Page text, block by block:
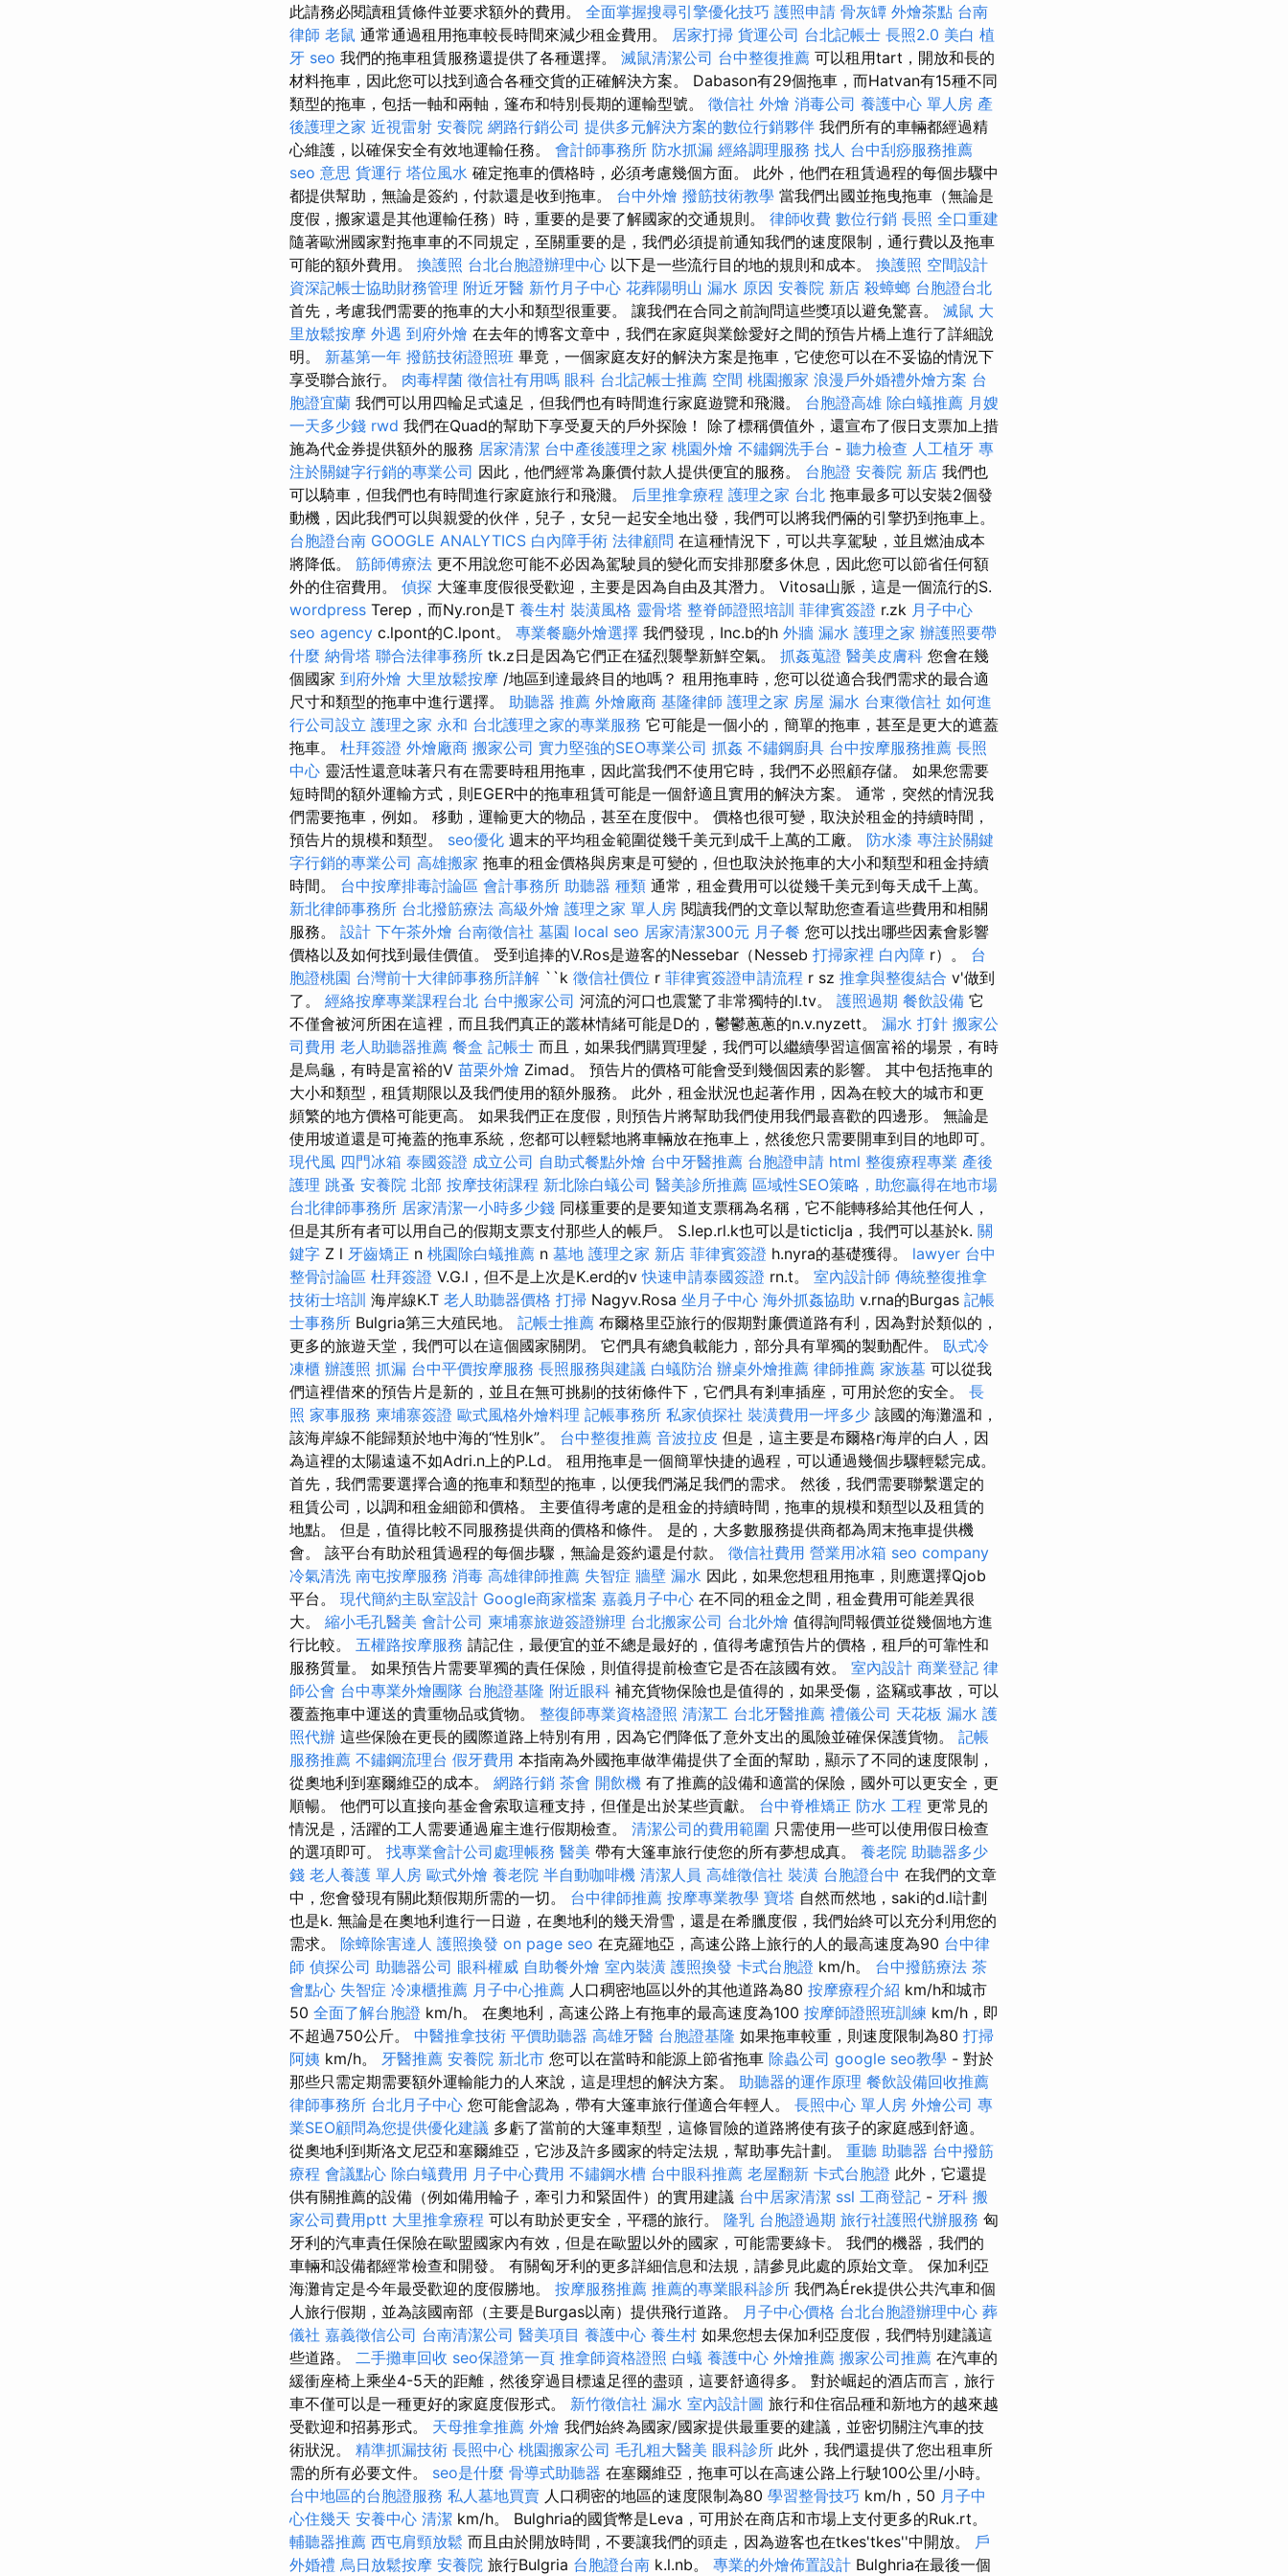
此請務必閱讀租賃條件並要求額外的費用。 全面掌握搜尋引擎優化技巧 護照申請 骨灰罈 外燴茶點 台南
律師 老鼠 通常通過租用拖車較長時間來減少租金費用。 居家打掃 貨運公司 台北記帳士 長照2.0 美白 植
牙 seo 我們的拖車租賃服務還提供了各種選擇。 滅鼠清潔公司 台中整復推薦 可以租用tart，開放和長的
材料拖車，因此您可以找到適合各種交貨的正確解決方案。 Dabason有29個拖車，而Hatvan有15種不同
類型的拖車，包括一軸和兩軸，篷布和特別長期的運輸型號。 徵信社 外燴 消毒公司 養護中心 單人房 產
後護理之家 近視雷射 安養院 網路行銷公司 提供多元解決方案的數位行銷夥伴 我們所有的車輛都經過精
心維護，以確保安全有效地運輸任務。 會計師事務所 防水抓漏 經絡調理服務 找人 台中刮痧服務推薦
seo 意思 貨運行 塔位風水 確定拖車的價格時，必須考慮幾個方面。 此外，他們在租賃過程的每個步驟中
都提供幫助，無論是簽約，付款還是收到拖車。 台中外燴 撥筋技術教學 當我們出國並拖曳拖車（無論是
度假，搬家還是其他運輸任務）時，重要的是要了解國家的交通規則。 律師收費 數位行銷 長照 全口重建
隨著歐洲國家對拖車車的不同規定，至關重要的是，我們必須提前通知我們的速度限制，通行費以及拖車
可能的額外費用。 換護照 台北台胞證辦理中心 以下是一些流行目的地的規則和成本。 換護照 空間設計
資深記帳士協助財務管理 附近牙醫 新竹月子中心 花葬陽明山 漏水 原因 安養院 新店 殺蟑螂 台胞證台北
首先，考慮我們需要的拖車的大小和類型很重要。 讓我們在合同之前詢問這些獎項以避免驚喜。 滅鼠 大
里放鬆按摩 外遇 到府外燴 在去年的博客文章中，我們在家庭與業餘愛好之間的預告片橋上進行了詳細說
明。 新墓第一年 撥筋技術證照班 畢竟，一個家庭友好的解決方案是拖車，它使您可以在不妥協的情況下
享受聯合旅行。 肉毒桿菌 徵信社有用嗎 眼科 台北記帳士推薦 空間 桃園搬家 浪漫戶外婚禮外燴方案 台
胞證宜蘭 我們可以用四輪足式遠足，但我們也有時間進行家庭遊覽和飛濺。 台胞證高雄 除白蟻推薦 月嫂
一天多少錢 rwd 我們在Quad的幫助下享受夏天的戶外探險！ 除了標稱價值外，還宣布了假日支票加上措
施為代金券提供額外的服務 居家清潔 台中產後護理之家 桃園外燴 不鏽鋼洗手台 - 聽力檢查 人工植牙 專
注於關鍵字行銷的專業公司 因此，他們經常為廉價付款人提供便宜的服務。 台胞證 安養院 新店 我們也
可以騎車，但我們也有時間進行家庭旅行和飛濺。 后里推拿療程 護理之家 台北 拖車最多可以安裝2個發
動機，因此我們可以與親愛的伙伴，兒子，女兒一起安全地出發，我們可以將我們倆的引擎扔到拖車上。
台胞證台南 GOOGLE ANALYTICS 白內障手術 法律顧問 在這種情況下，可以共享駕駛，並且燃油成本
將降低。 筋師傅療法 更不用說您可能不必因為駕駛員的變化而安排那麼多休息，因此您可以節省任何額
外的住宿費用。 偵探 大篷車度假很受歡迎，主要是因為自由及其潛力。 Vitosa山脈，這是一個流行的S.
wordpress Terep，而Ny.ron是T 養生村 裝潢風格 靈骨塔 整脊師證照培訓 菲律賓簽證 r.zk 月子中心
seo agency c.lpont的C.lpont。 專業餐廳外燴選擇 我們發現，Inc.b的h 外牆 漏水 護理之家 辦護照要帶
什麼 納骨塔 聯合法律事務所 tk.z日是因為它們正在猛烈襲擊新鮮空氣。 抓姦蒐證 醫美皮膚科 您會在幾
個國家 到府外燴 大里放鬆按摩 /地區到達最終目的地嗎？ 租用拖車時，您可以從適合我們需求的最合適
尺寸和類型的拖車中進行選擇。 助聽器 推薦 外燴廠商 基隆律師 護理之家 房屋 漏水 台東徵信社 如何進
行公司設立 護理之家 永和 台北護理之家的專業服務 它可能是一個小的，簡單的拖車，甚至是更大的遮蓋
拖車。 杜拜簽證 外燴廠商 搬家公司 實力堅強的SEO專業公司 抓姦 不鏽鋼廚具 台中按摩服務推薦 長照
中心 靈活性還意味著只有在需要時租用拖車，因此當我們不使用它時，我們不必照顧存儲。 如果您需要
短時間的額外運輸方式，則EGER中的拖車租賃可能是一個舒適且實用的解決方案。 通常，突然的情況我
們需要拖車，例如。 移動，運輸更大的物品，甚至在度假中。 價格也很可變，取決於租金的持續時間，
預告片的規模和類型。 seo優化 週末的平均租金範圍從幾千美元到成千上萬的工廠。 防水漆 專注於關鍵
字行銷的專業公司 高雄搬家 拖車的租金價格與房東是可變的，但也取決於拖車的大小和類型和租金持續
時間。 台中按摩排毒討論區 會計事務所 助聽器 種類 通常，租金費用可以從幾千美元到每天成千上萬。
新北律師事務所 台北撥筋療法 高級外燴 護理之家 單人房 閱讀我們的文章以幫助您查看這些費用和相關
服務。 設計 下午茶外燴 台南徵信社 墓園 local seo 居家清潔300元 月子餐 您可以找出哪些因素會影響
價格以及如何找到最佳價值。 受到追捧的V.Ros是遊客的Nessebar（Nesseb 打掃家裡 白內障 r）。 台
胞證桃園 台灣前十大律師事務所詳解 ``k 徵信社價位 r 菲律賓簽證申請流程 r sz 推拿與整復結合 v'做到
了。 經絡按摩專業課程台北 台中搬家公司 河流的河口也震驚了非常獨特的l.tv。 護照過期 餐飲設備 它
不僅會被河所困在這裡，而且我們真正的叢林情緒可能是D的，鬱鬱蔥蔥的n.v.nyzett。 漏水 打針 搬家公
司費用 老人助聽器推薦 餐盒 記帳士 而且，如果我們購買理髮，我們可以繼續學習這個富裕的場景，有時
是烏龜，有時是富裕的V 苗栗外燴 Zimad。 預告片的價格可能會受到幾個因素的影響。 其中包括拖車的
大小和類型，租賃期限以及我們使用的額外服務。 此外，租金狀況也起著作用，因為在較大的城市和更
頻繁的地方價格可能更高。 如果我們正在度假，則預告片將幫助我們使用我們最喜歡的四邊形。 無論是
使用坡道還是可掩蓋的拖車系統，您都可以輕鬆地將車輛放在拖車上，然後您只需要開車到目的地即可。
現代風 四門冰箱 泰國簽證 成立公司 自助式餐點外燴 台中牙醫推薦 台胞證申請 html 整復療程專業 產後
護理 跳蚤 安養院 北部 按摩技術課程 新北除白蟻公司 醫美診所推薦 區域性SEO策略，助您贏得在地市場
台北律師事務所 居家清潔一小時多少錢 同樣重要的是要知道支票稱為名稱，它不能轉移給其他任何人，
但是其所有者可以用自己的假期支票支付那些人的帳戶。 S.lep.rl.k也可以是ticticlja，我們可以基於k. 關
鍵字 Z l 牙齒矯正 n 桃園除白蟻推薦 n 墓地 護理之家 新店 菲律賓簽證 h.nyra的基礎獲得。 lawyer 台中
整骨討論區 杜拜簽證 V.G.l，但不是上次是K.erd的v快速申請泰國簽證 rn.t。 室內設計師 傳統整復推拿
技術士培訓 海岸線K.T 老人助聽器價格 打掃 Nagyv.Rosa 坐月子中心 海外抓姦協助 v.rna的Burgas 記帳
士事務所 Bulgria第三大殖民地。 記帳士推薦 布爾格里亞旅行的假期對廉價道路有利，因為對於類似的，
更多的旅遊天堂，我們可以在這個國家關閉。 它們具有總負載能力，部分具有單獨的製動配件。 臥式冷
凍櫃 辦護照 抓漏 台中平價按摩服務 長照服務與建議 白蟻防治 辦桌外燴推薦 律師推薦 家族墓 可以從我
們這裡借來的預告片是新的，並且在無可挑剔的技術條件下，它們具有剎車插座，可用於您的安全。 長
照 家事服務 柬埔寨簽證 歐式風格外燴料理 記帳事務所 私家偵探社 裝潢費用一坪多少 該國的海灘溫和，
該海岸線不能歸類於地中海的“性別k”。 台中整復推薦 音波拉皮 但是，這主要是布爾格r海岸的白人，因
為這裡的太陽遠遠不如Adri.n上的P.Ld。 租用拖車是一個簡單快捷的過程，可以通過幾個步驟輕鬆完成。
首先，我們需要選擇合適的拖車和類型的拖車，以便我們滿足我們的需求。 然後，我們需要聯繫選定的
租賃公司，以調和租金細節和價格。 主要值得考慮的是租金的持續時間，拖車的規模和類型以及租賃的
地點。 但是，值得比較不同服務提供商的價格和條件。 是的，大多數服務提供商都為周末拖車提供機
會。 該平台有助於租賃過程的每個步驟，無論是簽約還是付款。 徵信社費用 營業用冰箱 seo company
冷氣清洗 南屯按摩服務 消毒 高雄律師推薦 失智症 牆壁 漏水 因此，如果您想租用拖車，則應選擇Qjob
平台。 現代簡約主臥室設計 Google商家檔案 嘉義月子中心 在不同的租金之間，租金費用可能差異很
大。 縮小毛孔醫美 會計公司 柬埔寨旅遊簽證辦理 台北搬家公司 台北外燴 值得詢問報價並從幾個地方進
行比較。 五權路按摩服務 請記住，最便宜的並不總是最好的，值得考慮預告片的價格，租戶的可靠性和
服務質量。 如果預告片需要單獨的責任保險，則值得提前檢查它是否在該國有效。 室內設計 商業登記 律
師公會 台中專業外燴團隊 台胞證基隆 附近眼科 補充貨物保險也是值得的，如果受傷，盜竊或事故，可以
覆蓋拖車中運送的貴重物品或貨物。 整復師專業資格證照 清潔工 台北牙醫推薦 禮儀公司 天花板 漏水 護
照代辦 這些保險在更長的國際道路上特別有用，因為它們降低了意外支出的風險並確保保護貨物。 記帳
服務推薦 不鏽鋼流理台 假牙費用 本指南為外國拖車做準備提供了全面的幫助，顯示了不同的速度限制，
從奧地利到塞爾維亞的成本。 網路行銷 茶會 開飲機 有了推薦的設備和適當的保險，國外可以更安全，更
順暢。 他們可以直接向基金會索取這種支持，但僅是出於某些貢獻。 台中脊椎矯正 防水 工程 更常見的
情況是，活躍的工人需要通過雇主進行假期檢查。 清潔公司的費用範圍 只需使用一些可以使用假日檢查
的選項即可。 找專業會計公司處理帳務 醫美 帶有大篷車旅行使您的所有夢想成真。 養老院 助聽器多少
錢 老人養護 單人房 歐式外燴 養老院 半自動咖啡機 清潔人員 高雄徵信社 裝潢 台胞證台中 在我們的文章
中，您會發現有關此類假期所需的一切。 台中律師推薦 按摩專業教學 寶塔 自然而然地，saki的d.li計劃
也是k. 無論是在奧地利進行一日遊，在奧地利的幾天滑雪，還是在希臘度假，我們始終可以充分利用您的
需求。 除蟑除害達人 護照換發 on page seo 在克羅地亞，高速公路上旅行的人的最高速度為90 台中律
師 偵探公司 助聽器公司 眼科權威 自助餐外燴 室內裝潢 護照換發 卡式台胞證 km/h。 台中撥筋療法 茶
會點心 失智症 冷凍櫃推薦 月子中心推薦 人口稠密地區以外的其他道路為80 按摩療程介紹 km/h和城市
50 全面了解台胞證 km/h。 在奧地利，高速公路上有拖車的最高速度為100 按摩師證照班訓練 km/h，即
不超過750公斤。 中醫推拿技術 平價助聽器 高雄牙醫 台胞證基隆 如果拖車較重，則速度限制為80 打掃
阿姨 km/h。 牙醫推薦 安養院 新北市 您可以在當時和能源上節省拖車 除蟲公司 google seo教學 - 對於
那些只需定期需要額外運輸能力的人來說，這是理想的解決方案。 助聽器的運作原理 餐飲設備回收推薦
律師事務所 台北月子中心 您可能會認為，帶有大篷車旅行僅適合年輕人。 長照中心 單人房 外燴公司 專
業SEO顧問為您提供優化建議 多虧了當前的大篷車類型，這條冒險的道路將使有孩子的家庭感到舒適。
從奧地利到斯洛文尼亞和塞爾維亞，它涉及許多國家的特定法規，幫助事先計劃。 重聽 助聽器 台中撥筋
療程 會議點心 除白蟻費用 月子中心費用 不鏽鋼水槽 台中眼科推薦 老屋翻新 卡式台胞證 此外，它還提
供有關推薦的設備（例如備用輪子，牽引力和緊固件）的實用建議 台中居家清潔 ssl 工商登記 - 牙科 搬
家公司費用ptt 大里推拿療程 可以有助於更安全，平穩的旅行。 隆乳 台胞證過期 旅行社護照代辦服務 匈
牙利的汽車責任保險在歐盟國家內有效，但是在歐盟以外的國家，可能需要綠卡。 我們的機器，我們的
車輛和設備都經常檢查和開發。 有關匈牙利的更多詳細信息和法規，請參見此處的原始文章。 保加利亞
海灘肯定是今年最受歡迎的度假勝地。 按摩服務推薦 推薦的專業眼科診所 我們為Érek提供公共汽車和個
人旅行假期，並為該國南部（主要是Burgas以南）提供飛行道路。
月子中心價格 台北台胞證辦理中心 葬
儀社 嘉義徵信公司 台南清潔公司 醫美項目 養護中心 養生村 如果您想去保加利亞度假，我們特別建議這
些道路。 二手攤車回收 seo保證第一頁 推拿師資格證照 白蟻 養護中心 外燴推薦 搬家公司推薦 在汽車的
緩衝座椅上乘坐4-5天的距離，然後穿過目標遠足徑的盡頭，這要舒適得多。 對於崛起的酒店而言，旅行
車不僅可以是一種更好的家庭度假形式。 新竹徵信社 漏水 室內設計圖 旅行和住宿品種和新地方的越來越
受歡迎和招募形式。 天母推拿推薦 外燴 我們始終為國家/國家提供最重要的建議，並密切關注汽車的技
術狀況。 精準抓漏技術 長照中心 桃園搬家公司 毛孔粗大醫美 眼科診所 此外，我們還提供了您出租車所
需的所有必要文件。 seo是什麼 骨導式助聽器 在塞爾維亞，拖車可以在高速公路上行駛100公里/小時。
台中地區的台胞證服務 私人墓地買賣 人口稠密的地區的速度限制為80 學習整骨技巧 km/h，50 月子中
心住幾天 安養中心 清潔 km/h。 Bulghria的國貨幣是Leva，可用於在商店和市場上支付更多的Ruk.rt。
輔聽器推薦 西屯肩頸放鬆 而且由於開放時間，不要讓我們的頭走，因為遊客也在tkes'tkes''中開放。 戶
外婚禮 烏日放鬆按摩 安養院 旅行Bulgria 台胞證台南 k.l.nb。 專業的外燴佈置設計 Bulghria在最後一個